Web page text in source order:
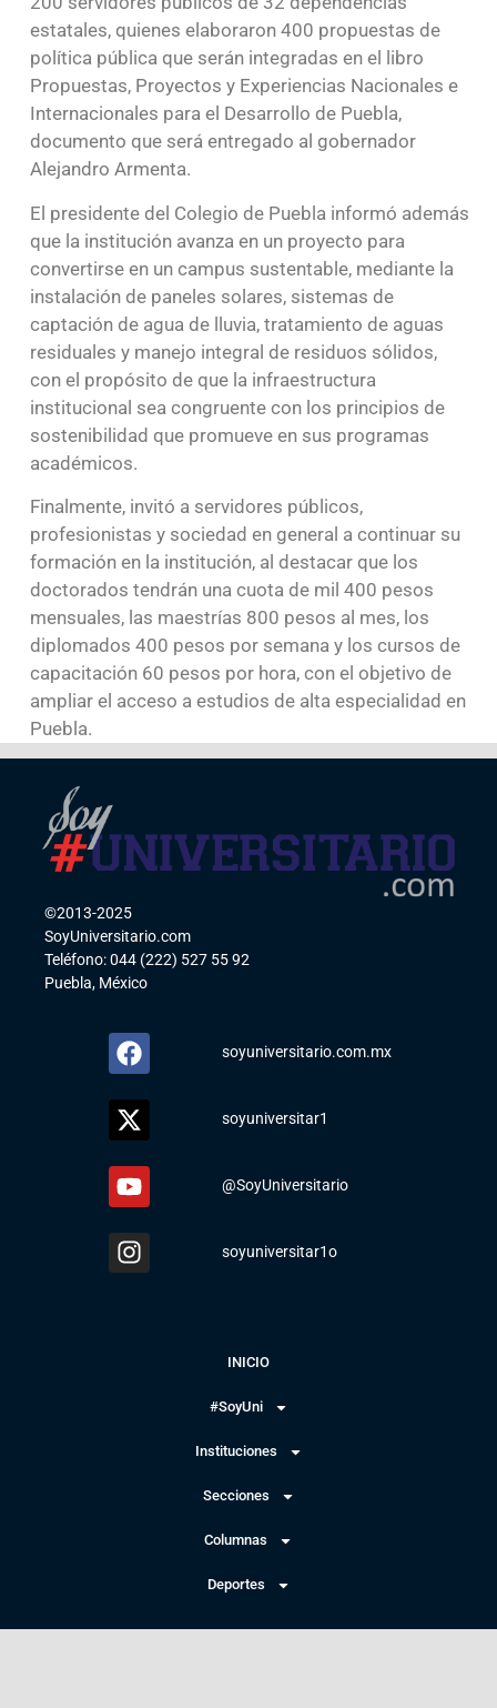
estatales, quienes elaboraron 400 propuestas de
política pública que serán integradas en el libro
Propuestas, Proyectos y Experiencias Nacionales e
Internacionales para el Desarrollo de Puebla,
documento que será entregado al gobernador
Alejandro Armenta.
El presidente del Colegio de Puebla informó además
que la institución avanza en un proyecto para
convertirse en un campus sustentable, mediante la
instalación de paneles solares, sistemas de
captación de agua de lluvia, tratamiento de aguas
residuales y manejo integral de residuos sólidos,
con el propósito de que la infraestructura
institucional sea congruente con los principios de
sostenibilidad que promueve en sus programas
académicos.
Finalmente, invitó a servidores públicos,
profesionistas y sociedad en general a continuar su
formación en la institución, al destacar que los
doctorados tendrán una cuota de mil 400 pesos
mensuales, las maestrías 800 pesos al mes, los
diplomados 400 pesos por semana y los cursos de
capacitación 60 pesos por hora, con el objetivo de
ampliar el acceso a estudios de alta especialidad en
Puebla.
©2013-2025
SoyUniversitario.com
Teléfono: 044 (222) 527 55 92
Puebla, México
soyuniversitario.com.mx
soyuniversitar1
@SoyUniversitario
soyuniversitar1o
INICIO
#SoyUni
Instituciones
Secciones
Columnas
Deportes